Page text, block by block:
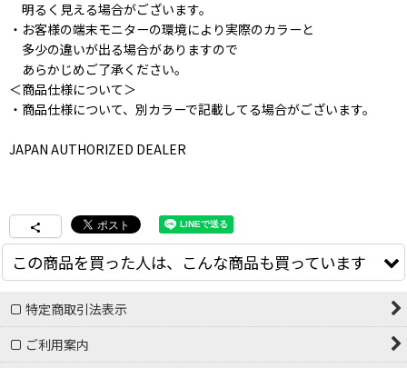
明るく見える場合がございます。
・お客様の端末モニターの環境により実際のカラーと
多少の違いが出る場合がありますので
あらかじめご了承ください。
＜商品仕様について＞
・商品仕様について、別カラーで記載してる場合がございます。
JAPAN AUTHORIZED DEALER
この商品を買った人は、こんな商品も買っています
特定商取引法表示
ご利用案内